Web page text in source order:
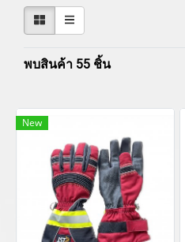
พบสินค้า 55 ชิ้น
New